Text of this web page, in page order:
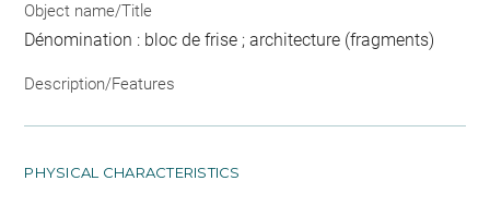
Object name/Title
Dénomination : bloc de frise ; architecture (fragments)
Description/Features
PHYSICAL CHARACTERISTICS